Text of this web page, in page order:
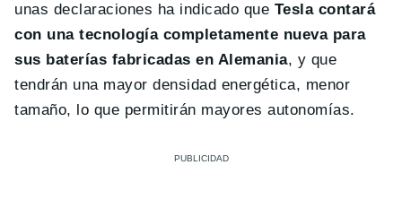
unas declaraciones ha indicado que Tesla contará
con una tecnología completamente nueva para
sus baterías fabricadas en Alemania, y que
tendrán una mayor densidad energética, menor
tamaño, lo que permitirán mayores autonomías.